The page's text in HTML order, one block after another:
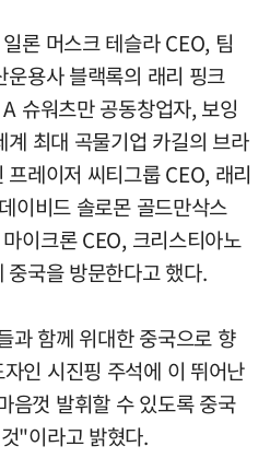
론 머스크 테슬라 CEO, 팀
용사 블랙록의 래리 핑크
슈워츠만 공동창업자, 보잉
최대 곡물기업 카길의 브라
레이저 씨티그룹 CEO, 래리
이비드 솔로몬 골드만삭스
이크론 CEO, 크리스티아노
국을 방문한다고 했다.
과 함께 위대한 중국으로 향
인 시진핑 주석에 이 뛰어난
음껏 발휘할 수 있도록 중국
"이라고 밝혔다.